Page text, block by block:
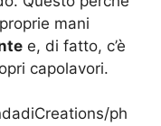
mani
e, di fatto, c’è
capolavori.
ph